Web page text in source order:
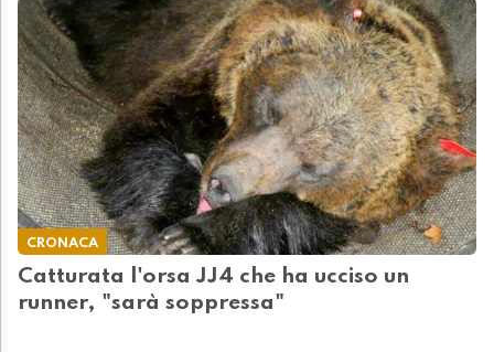
CRONACA
Catturata l'orsa JJ4 che ha ucciso un
runner, "sarà soppressa"